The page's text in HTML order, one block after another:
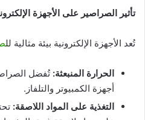
تأثير الصراصير على الأجهزة
تُعد الأجهزة الإلكترونية بيئة مثالية لل
الحرارة المنبعثة: تُفضل
أجهزة الكمبيوتر والتلفاز.
التغذية على المواد اللاصقة: